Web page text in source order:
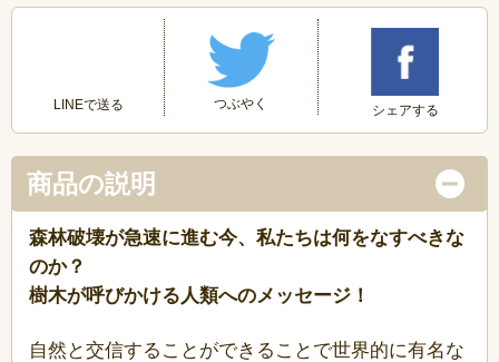
LINEで送る つぶやく シェアする
商品の説明
森林破壊が急速に進む今、私たちは何をなすべきな
のか？
樹木が呼びかける人類へのメッセージ！
自然と交信することができることで世界的に有名な